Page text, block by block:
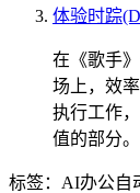
体验时踪
在《歌手
场上，效
执行工作
值的部分。
标签： AI办公自